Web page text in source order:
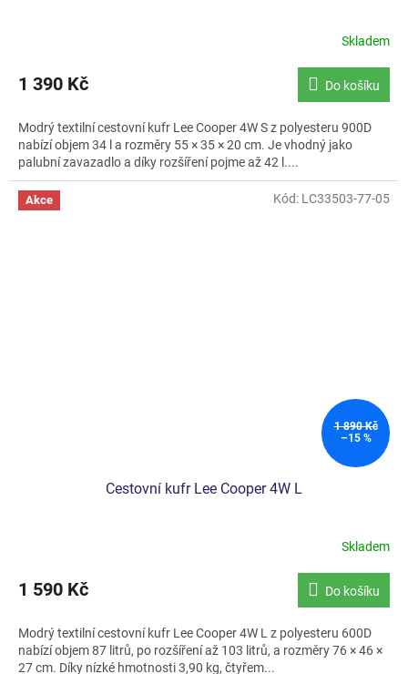
Skladem
1 390 Kč Do košíku
Modrý textilní cestovní kufr Lee Cooper 4W S z polyesteru 900D
nabízí objem 34 l a rozměry 55 × 35 × 20 cm. Je vhodný jako
palubní zavazadlo a díky rozšíření pojme až 42 l....
Akce
1 890 Kč
–15 %
Cestovní kufr Lee Cooper 4W L
Skladem
1 590 Kč Do košíku
Modrý textilní cestovní kufr Lee Cooper 4W L z polyesteru 600D
nabízí objem 87 litrů, po rozšíření až 103 litrů, a rozměry 76 × 46 ×
27 cm. Díky nízké hmotnosti 3,90 kg, čtyřem...
Kód: LC33503-77-05